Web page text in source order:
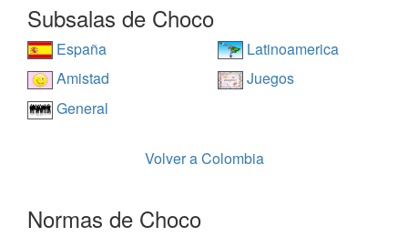
Subsalas de Choco
España
Latinoamerica
Amistad
Juegos
General
Volver a Colombia
Normas de Choco